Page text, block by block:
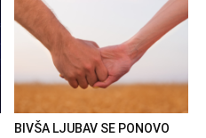
BIVŠA LJUBAV SE PONOVO